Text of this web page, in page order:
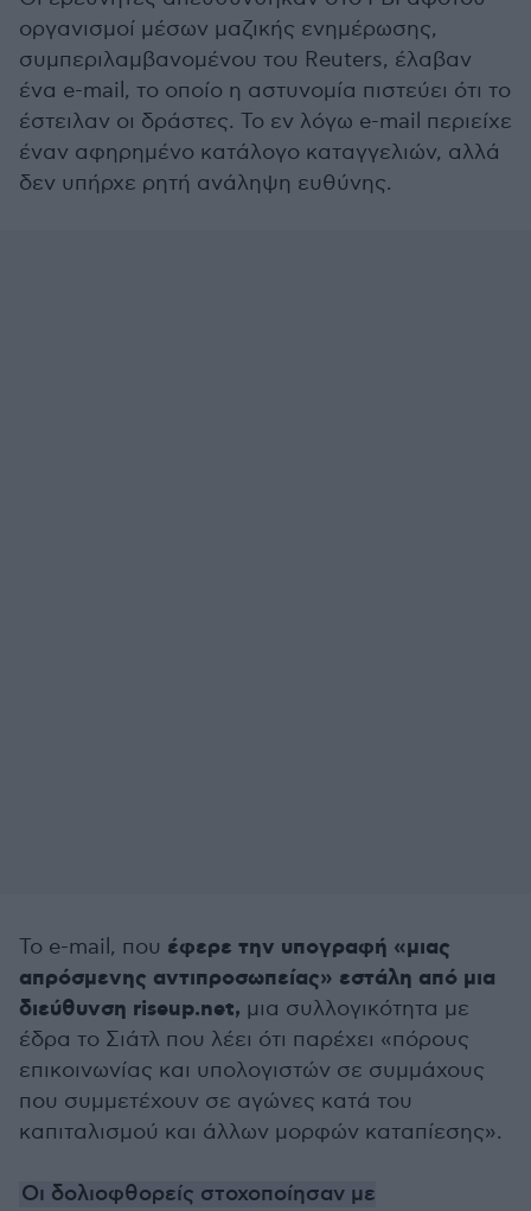
οργανισμοί μέσων μαζικής ενημέρωσης,
συμπεριλαμβανομένου του Reuters, έλαβαν
ένα e-mail, το οποίο η αστυνομία πιστεύει ότι το
έστειλαν οι δράστες. Το εν λόγω e-mail περιείχε
έναν αφηρημένο κατάλογο καταγγελιών, αλλά
δεν υπήρχε ρητή ανάληψη ευθύνης.
Το e-mail, που έφερε την υπογραφή «μιας
απρόσμενης αντιπροσωπείας» εστάλη από μια
διεύθυνση riseup.net, μια συλλογικότητα με
έδρα το Σιάτλ που λέει ότι παρέχει «πόρους
επικοινωνίας και υπολογιστών σε συμμάχους
που συμμετέχουν σε αγώνες κατά του
καπιταλισμού και άλλων μορφών καταπίεσης».
Οι δολιοφθορείς στοχοποίησαν με